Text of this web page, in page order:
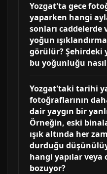
Yozgat'ta gece
yaparken hangi
sonları caddelerde
yoğun
görülür? Şehirdeki
bu yoğunluğu
Yozgat'taki tarihi
fotoğraflarının
dair yaygın bir
Örneğin, eski
ışık altında her
durduğu
hangi yapılar veya
bozuyor?